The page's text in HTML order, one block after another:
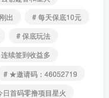
出
# 每天保底10元
# 保底玩法
续签到收益多
# ★邀请码：46052719
日首码零撸项目星火